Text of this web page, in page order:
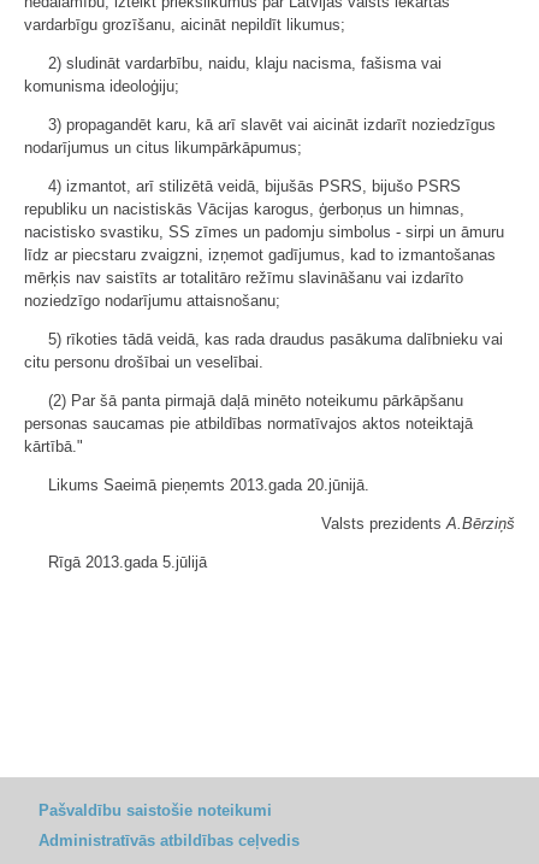
vardarbīgu grozīšanu, aicināt nepildīt likumus;
2) sludināt vardarbību, naidu, klaju nacisma, fašisma vai
komunisma ideoloģiju;
3) propagandēt karu, kā arī slavēt vai aicināt izdarīt noziedzīgus
nodarījumus un citus likumpārkāpumus;
4) izmantot, arī stilizētā veidā, bijušās PSRS, bijušo PSRS
republiku un nacistiskās Vācijas karogus, ģerboņus un himnas,
nacistisko svastiku, SS zīmes un padomju simbolus - sirpi un āmuru
līdz ar piecstaru zvaigzni, izņemot gadījumus, kad to izmantošanas
mērķis nav saistīts ar totalitāro režīmu slavināšanu vai izdarīto
noziedzīgo nodarījumu attaisnošanu;
5) rīkoties tādā veidā, kas rada draudus pasākuma dalībnieku vai
citu personu drošībai un veselībai.
(2) Par šā panta pirmajā daļā minēto noteikumu pārkāpšanu
personas saucamas pie atbildības normatīvajos aktos noteiktajā
kārtībā."
Likums Saeimā pieņemts 2013.gada 20.jūnijā.
Valsts prezidents A.Bērziņš
Rīgā 2013.gada 5.jūlijā
Pašvaldību saistošie noteikumi
Administratīvās atbildības ceļvedis